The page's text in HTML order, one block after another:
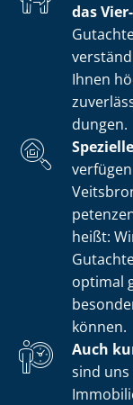
das
Ihnen
dun­gen.
heißt:
optimal
können.
Auch
sind